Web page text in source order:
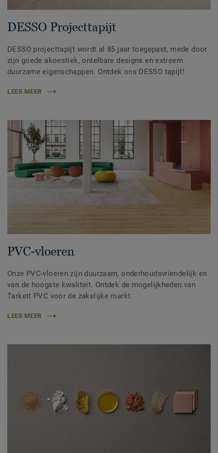
DESSO Projecttapijt
DESSO projecttapijt wordt al 85 jaar toegepast, mede door
zijn goede akoestiek, ontelbare designs en extreem
duurzame eigenschappen. Ontdek ons DESSO tapijt!
LEES MEER
PVC-vloeren
Onze PVC-vloeren zijn duurzaam, onderhoudsvriendelijk en
van de hoogste kwaliteit. Ontdek de mogelijkheden van
Tarkett PVC voor de zakelijke markt.
LEES MEER